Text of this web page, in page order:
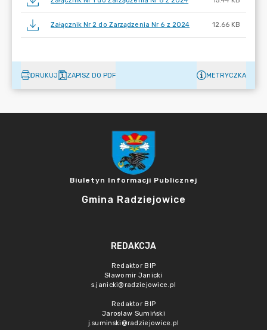
Załącznik Nr 2 do Zarządzenia Nr 6 z 2024 12.66 KB
DRUKUJ ZAPISZ DO PDF METRYCZKA
Biuletyn Informacji Publicznej
Gmina Radziejowice
REDAKCJA
Redaktor BIP
Sławomir Janicki
s.janicki@radziejowice.pl
Redaktor BIP
Jarosław Sumiński
j.suminski@radziejowice.pl